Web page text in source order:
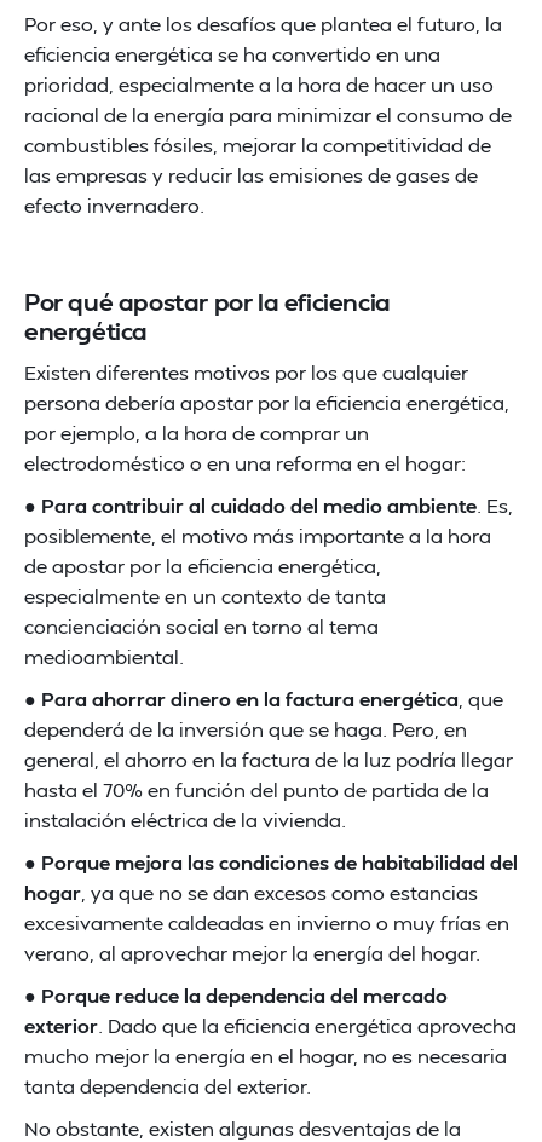
Por eso, y ante los desafíos que plantea el futuro, la
eficiencia energética se ha convertido en una
prioridad, especialmente a la hora de hacer un uso
racional de la energía para minimizar el consumo de
combustibles fósiles, mejorar la competitividad de
las empresas y reducir las emisiones de gases de
efecto invernadero.
Por qué apostar por la eficiencia
energética
Existen diferentes motivos por los que cualquier
persona debería apostar por la eficiencia energética,
por ejemplo, a la hora de comprar un
electrodoméstico o en una reforma en el hogar:
● Para contribuir al cuidado del medio ambiente . Es,
posiblemente, el motivo más importante a la hora
de apostar por la eficiencia energética,
especialmente en un contexto de tanta
concienciación social en torno al tema
medioambiental.
● Para ahorrar dinero en la factura energética , que
dependerá de la inversión que se haga. Pero, en
general, el ahorro en la factura de la luz podría llegar
hasta el 70% en función del punto de partida de la
instalación eléctrica de la vivienda.
● Porque mejora las condiciones de habitabilidad del
hogar , ya que no se dan excesos como estancias
excesivamente caldeadas en invierno o muy frías en
verano, al aprovechar mejor la energía del hogar.
● Porque reduce la dependencia del mercado
exterior . Dado que la eficiencia energética aprovecha
mucho mejor la energía en el hogar, no es necesaria
tanta dependencia del exterior.
No obstante, existen algunas desventajas de la